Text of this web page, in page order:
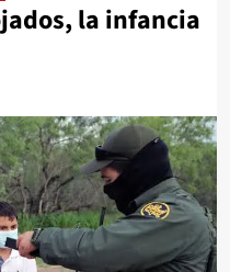
la infancia